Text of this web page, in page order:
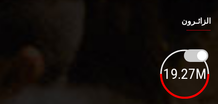
الزائـرون
19.27M